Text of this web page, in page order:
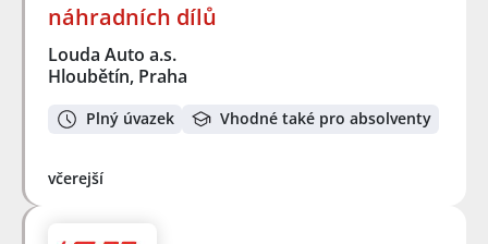
náhradních dílů
Louda Auto a.s.
Hloubětín, Praha
Plný úvazek Vhodné také pro absolventy
včerejší